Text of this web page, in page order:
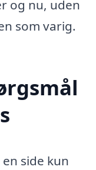
og nu, uden
som varig.
side kun